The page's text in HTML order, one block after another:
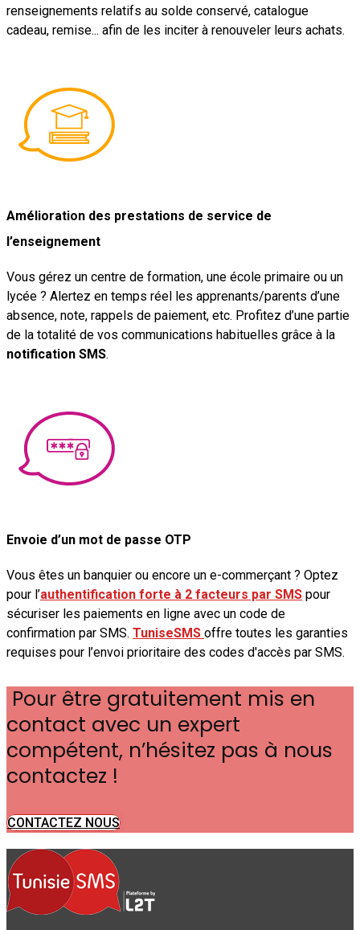
renseignements relatifs au solde conservé, catalogue
cadeau, remise... afin de les inciter à renouveler leurs achats.
Amélioration des prestations de service de
l’enseignement
Vous gérez un centre de formation, une école primaire ou un
lycée ? Alertez en temps réel les apprenants/parents d’une
absence, note, rappels de paiement, etc. Profitez d’une partie
de la totalité de vos communications habituelles grâce à la
notification SMS.
Envoie d’un mot de passe OTP
Vous êtes un banquier ou encore un e-commerçant ? Optez
pour l’authentification forte à 2 facteurs par SMS pour
sécuriser les paiements en ligne avec un code de
confirmation par SMS. TuniseSMS offre toutes les garanties
requises pour l’envoi prioritaire des codes d'accès par SMS.
Pour être gratuitement mis en
contact avec un expert
compétent, n’hésitez pas à nous
contactez !
CONTACTEZ NOUS